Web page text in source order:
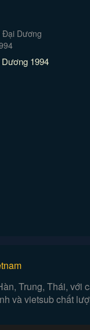
1994
Trung, Thái, với
và vietsub chất